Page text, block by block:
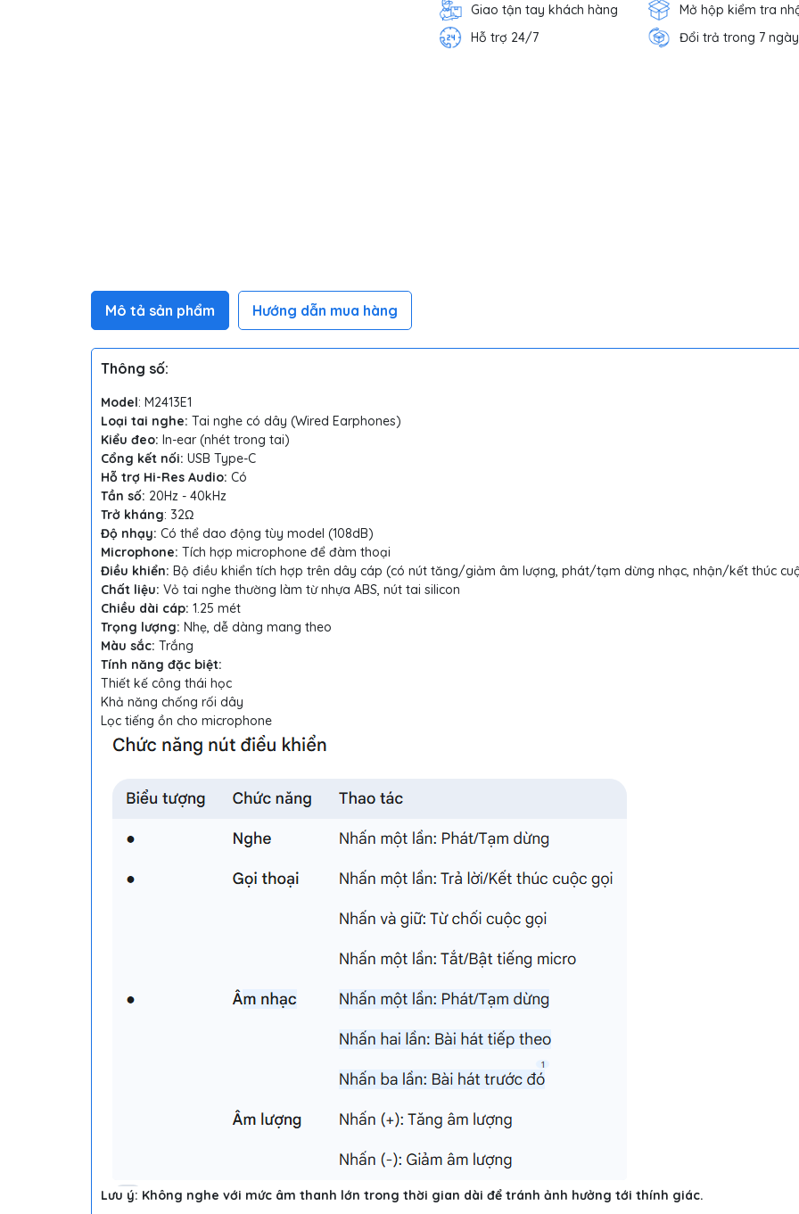
Giao tận tay khách hàng
Mở hộp kiểm tra
Hỗ trợ 24/7
Đổi trả trong 7 ngày
Mô tả sản phẩm Hướng dẫn mua hàng
Thông số:
Model: M2413E1
Loại tai nghe: Tai nghe có dây (Wired Earphones)
Kiểu đeo: In-ear (nhét trong tai)
Cổng kết nối: USB Type-C
Hỗ trợ Hi-Res Audio: Có
Tần số: 20Hz - 40kHz
Trở kháng: 32Ω
Độ nhạy: Có thể dao động tùy model (108dB)
Microphone: Tích hợp microphone để đàm thoại
Điều khiển: Bộ điều khiển tích hợp trên dây cáp (có nút tăng/giảm âm lượng, phát/tạm dừng nhạc, nhận/kết thúc
Chất liệu: Vỏ tai nghe thường làm từ nhựa ABS, nút tai silicon
Chiều dài cáp: 1.25 mét
Trọng lượng: Nhẹ, dễ dàng mang theo
Màu sắc: Trắng
Tính năng đặc biệt:
Thiết kế công thái học
Khả năng chống rối dây
Lọc tiếng ồn cho microphone
Lưu ý: Không nghe với mức âm thanh lớn trong thời gian dài để tránh ảnh hưởng tới thính giác.